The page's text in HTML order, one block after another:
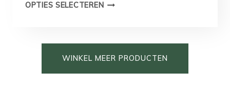
OPTIES SELECTEREN
WINKEL MEER PRODUCTEN